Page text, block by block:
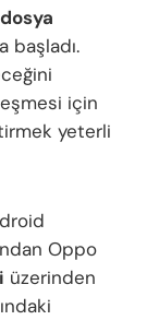
başladı.
için
yeterli
Oppo
üzerinden